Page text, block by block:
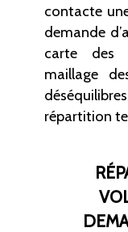
contacte
demande
carte des
maillage
répartition